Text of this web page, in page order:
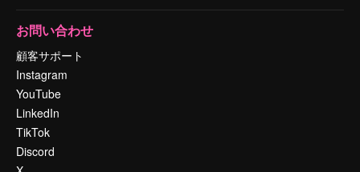
お問い合わせ
顧客サポート
Instagram
YouTube
LinkedIn
TikTok
Discord